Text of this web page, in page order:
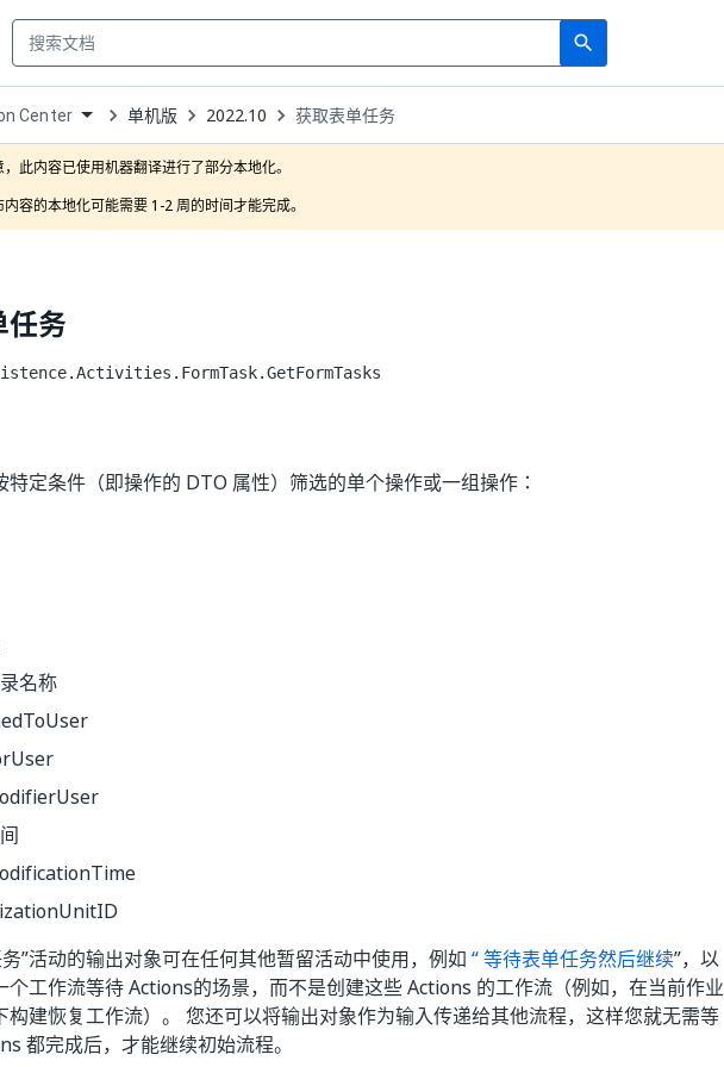
search
Search
Center 单机版 2022.10 获取表单任务
此内容已使用机器翻译进行了部分本地化。
容的本地化可能需要 1-2 周的时间才能完成。
任务
特定条件（即操作的 DTO 属性）筛选的单个操作或一组操作：
名称
”活动的输出对象可在任何其他暂留活动中使用，例如 “ 等待表单任务然后继续”，以
个工作流等待 Actions的场景，而不是创建这些 Actions 的工作流（例如，在当前作业
构建恢复工作流）。 您还可以将输出对象作为输入传递给其他流程，这样您就无需等
都完成后，才能继续初始流程。